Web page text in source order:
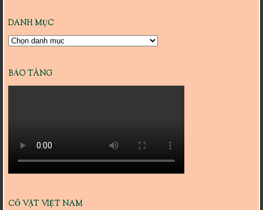
DANH MỤC
Danh
BẢO TÀNG
CỔ VẬT VIỆT NAM